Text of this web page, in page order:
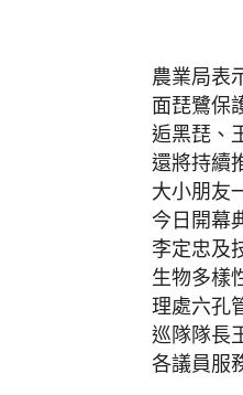
農業局表
面琵鷺保
逅黑琵、
還將持續
大小朋友
今日開幕
李定忠及
生物多樣
理處六孔
巡隊隊長
各議員服